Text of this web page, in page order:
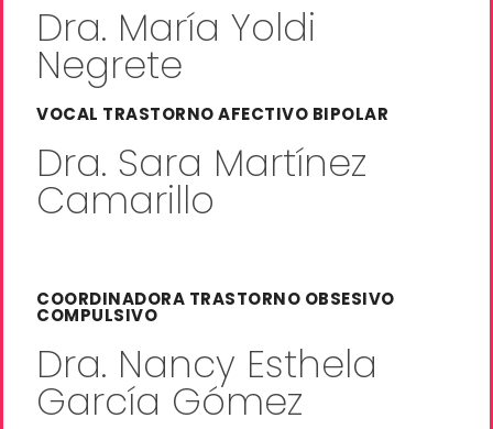
Dra. María Yoldi
Negrete
VOCAL TRASTORNO AFECTIVO BIPOLAR
Dra. Sara Martínez
Camarillo
COORDINADORA TRASTORNO OBSESIVO
COMPULSIVO
Dra. Nancy Esthela
García Gómez